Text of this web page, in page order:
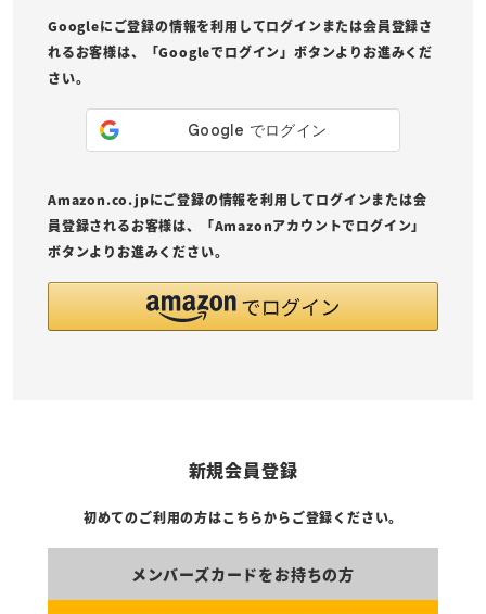
Googleにご登録の情報を利用してログインまたは会員登録さ
れるお客様は、「Googleでログイン」ボタンよりお進みくだ
さい。
Amazon.co.jpにご登録の情報を利用してログインまたは会
員登録されるお客様は、「Amazonアカウントでログイン」
ボタンよりお進みください。
新規会員登録
初めてのご利用の方はこちらからご登録ください。
メンバーズカードをお持ちの方